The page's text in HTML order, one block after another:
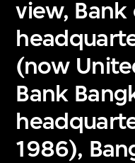
view, Bank
(now
Bank
1986),